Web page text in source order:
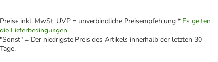
Preise inkl. MwSt. UVP = unverbindliche Preisempfehlung * Es gelten
die Lieferbedingungen
"Sonst" = Der niedrigste Preis des Artikels innerhalb der letzten 30
Tage.